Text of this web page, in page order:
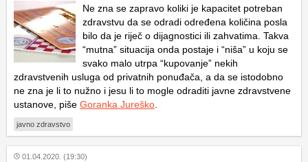
Ne zna se zapravo koliki je kapacitet potreban
zdravstvu da se odradi određena količina posla
bilo da je riječ o dijagnostici ili zahvatima. Takva
“mutna” situacija onda postaje i “niša” u koju se
svako malo utrpa “kupovanje” nekih
zdravstvenih usluga od privatnih ponuđača, a da se istodobno
ne zna je li to nužno i jesu li to mogle odraditi javne zdravstvene
ustanove, piše Goranka Jureško
javno zdravstvo
01.04.2020. (19:30)